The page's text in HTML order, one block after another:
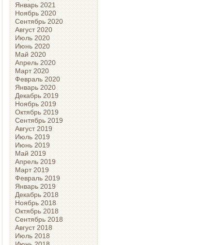
Январь 2021
Ноябрь 2020
Сентябрь 2020
Август 2020
Июль 2020
Июнь 2020
Май 2020
Апрель 2020
Март 2020
Февраль 2020
Январь 2020
Декабрь 2019
Ноябрь 2019
Октябрь 2019
Сентябрь 2019
Август 2019
Июль 2019
Июнь 2019
Май 2019
Апрель 2019
Март 2019
Февраль 2019
Январь 2019
Декабрь 2018
Ноябрь 2018
Октябрь 2018
Сентябрь 2018
Август 2018
Июль 2018